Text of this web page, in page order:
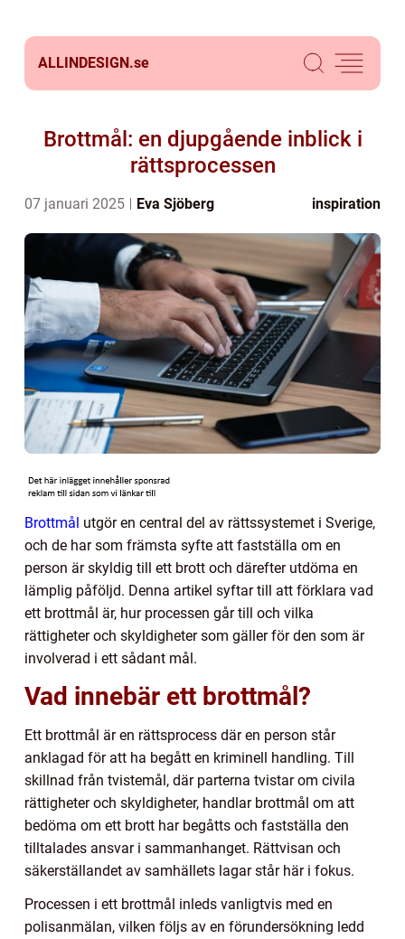
ALLINDESIGN.se
Brottmål: en djupgående inblick i
rättsprocessen
07 januari 2025 Eva Sjöberg inspiration
Brottmål utgör en central del av rättssystemet i Sverige,
och de har som främsta syfte att fastställa om en
person är skyldig till ett brott och därefter utdöma en
lämplig påföljd. Denna artikel syftar till att förklara vad
ett brottmål är, hur processen går till och vilka
rättigheter och skyldigheter som gäller för den som är
involverad i ett sådant mål.
Vad innebär ett brottmål?
Ett brottmål är en rättsprocess där en person står
anklagad för att ha begått en kriminell handling. Till
skillnad från tvistemål, där parterna tvistar om civila
rättigheter och skyldigheter, handlar brottmål om att
bedöma om ett brott har begåtts och fastställa den
tilltalades ansvar i sammanhanget. Rättvisan och
säkerställandet av samhällets lagar står här i fokus.
Processen i ett brottmål inleds vanligtvis med en
polisanmälan, vilken följs av en förundersökning ledd